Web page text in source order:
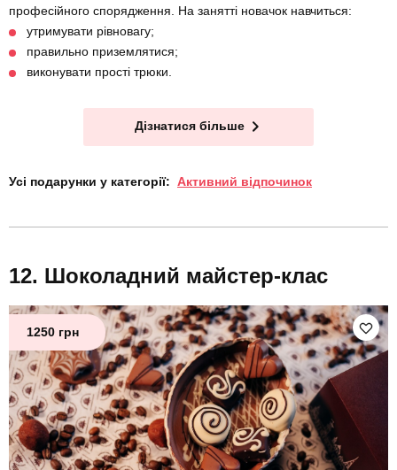
професійного спорядження. На занятті новачок навчиться:
утримувати рівновагу;
правильно приземлятися;
виконувати прості трюки.
Дізнатися більше
Усі подарунки у категорії: Активний відпочинок
Шоколадний майстер-клас
1250 грн